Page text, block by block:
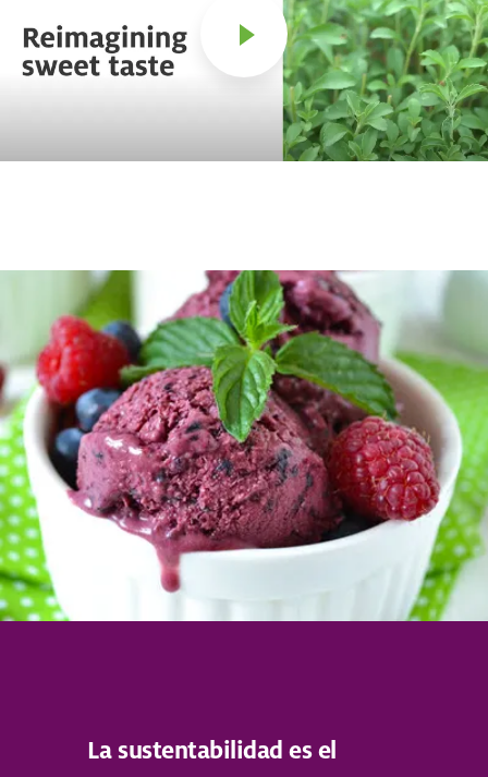
La sustentabilidad es el